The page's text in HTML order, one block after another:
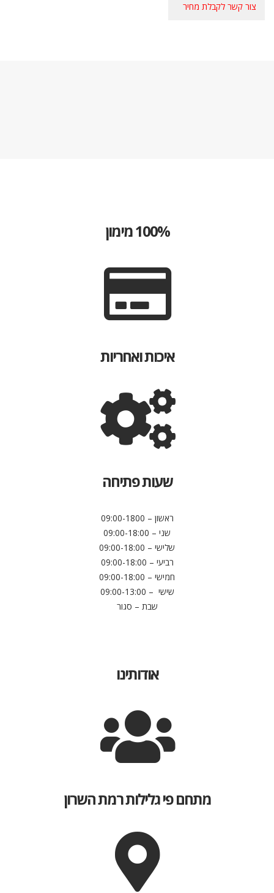
צור קשר לקבלת מחיר
100% מימון
איכות ואחריות
שעות פתיחה
ראשון – 09:00-1800
שני – 09:00-18:00
שלישי – 09:00-18:00
רביעי – 09:00-18:00
חמישי – 09:00-18:00
שישי – 09:00-13:00
שבת – סגור
אודותינו
מתחם פי גלילות רמת השרון